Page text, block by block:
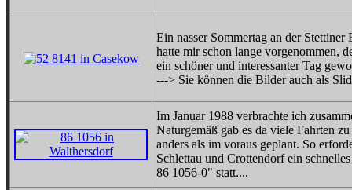
Ein nasser Sommertag an der
hatte mir schon lange vorgenommen,
ein schöner und interessanter Tag
---> Sie können die Bilder auch als
Im Januar 1988 verbrachte ich
Naturgemäß gab es da viele Fahrten
anders als im voraus geplant. So
Schlettau und Crottendorf ein
86 1056-0" statt....